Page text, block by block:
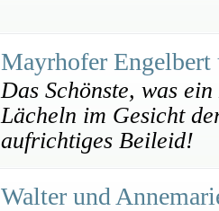
Mayrhofer
Das Schönste, was
Lächeln im Gesicht
aufrichtiges Beileid!
Walter und